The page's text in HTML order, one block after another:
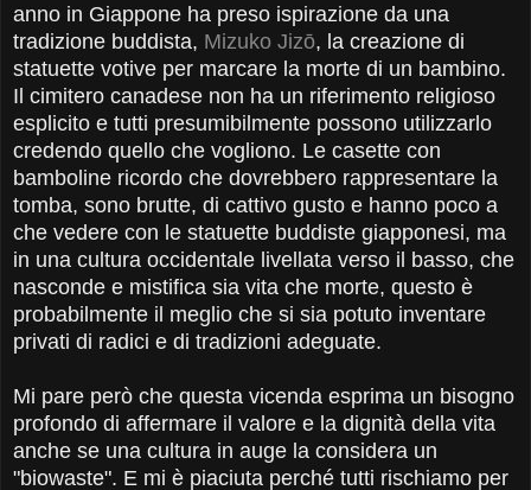
anno in Giappone ha preso ispirazione da una
tradizione buddista, Mizuko Jizō, la creazione di
statuette votive per marcare la morte di un bambino.
Il cimitero canadese non ha un riferimento religioso
esplicito e tutti presumibilmente possono utilizzarlo
credendo quello che vogliono. Le casette con
bamboline ricordo che dovrebbero rappresentare la
tomba, sono brutte, di cattivo gusto e hanno poco a
che vedere con le statuette buddiste giapponesi, ma
in una cultura occidentale livellata verso il basso, che
nasconde e mistifica sia vita che morte, questo è
probabilmente il meglio che si sia potuto inventare
privati di radici e di tradizioni adeguate.
Mi pare però che questa vicenda esprima un bisogno
profondo di affermare il valore e la dignità della vita
anche se una cultura in auge la considera un
"biowaste". E mi è piaciuta perché tutti rischiamo per